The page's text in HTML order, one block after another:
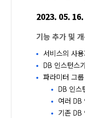
2023. 05. 16.
기능 추가 및
서비스의 사
DB 인스턴스
파라미터 그
DB 인스
여러 DB
기존 DB